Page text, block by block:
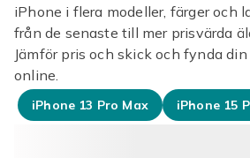
iPhone i flera modeller, färger och
från de senaste till mer prisvärda
Jämför pris och skick och fynda
online.
iPhone 13 Pro Max iPhone 15